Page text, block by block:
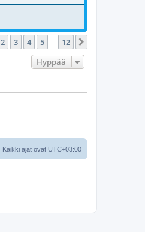
12
2 3 4 5 12
Hyppää
Kaikki ajat ovat UTC+03:00